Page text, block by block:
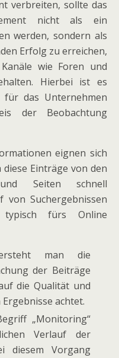
verbreiten, sollte das
nicht als ein
werden, sondern als
Erfolg zu erreichen,
wie Foren und
Hierbei ist es
das Unternehmen
der Beobachtung
eignen sich
diese Einträge von den
Seiten schnell
von Suchergebnissen
fürs Online
man die
der Beiträge
die Qualität und
achtet.
„Monitoring“
Verlauf der
diesem Vorgang